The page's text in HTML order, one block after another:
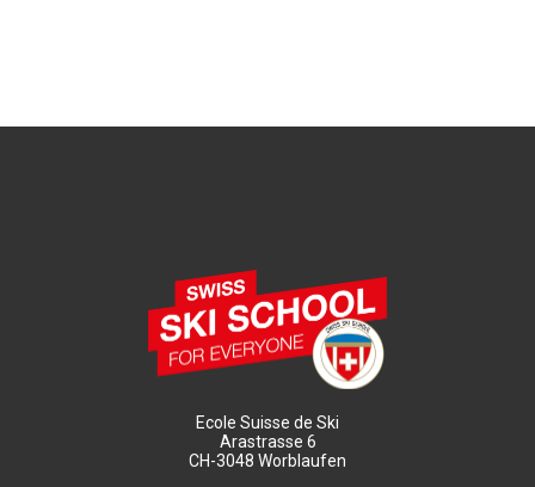
Ecole Suisse de Ski
Arastrasse 6
CH-3048 Worblaufen